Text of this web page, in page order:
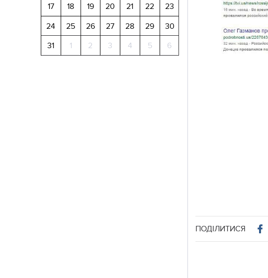
17
18 19 20 21 22
23
24
25 26 27 28 29
30
31
1 2 3 4 5 6
ПОДІЛИТИСЯ